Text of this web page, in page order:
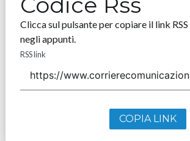
Clicca sul pulsante per copiare il link RSS
negli appunti.
RSS link
COPIA LINK